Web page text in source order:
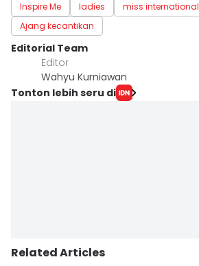
Inspire Me ladies miss international
Ajang kecantikan
Editorial Team
Editor
Wahyu Kurniawan
Tonton lebih seru di
Related Articles